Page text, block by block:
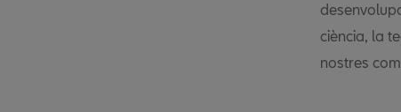
ciència, la
nostres